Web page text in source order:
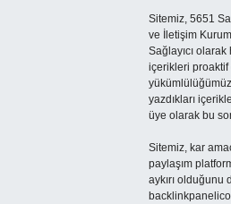
Sitemiz, 5651
ve İletişim
Sağlayıcı
içerikleri proaktif
yazdıkları
üye olarak bu
Sitemiz, kar
paylaşım
aykırı